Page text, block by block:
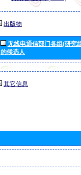
出版物
无线电通信部门各组(研究
的候选人
其它信息